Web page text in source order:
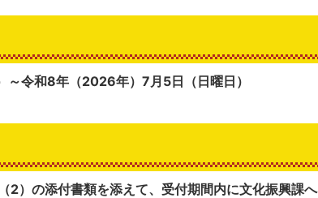
令和8年（2026年）7月5日（日曜日）
2）の添付書類を添えて、受付期間内に文化振興課へ